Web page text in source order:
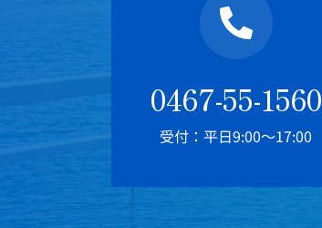
0467-55-1560
受付：平日9:00～17:00